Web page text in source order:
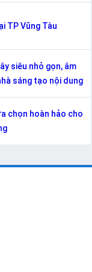
TP Vũng Tàu
siêu nhỏ gọn, âm
sáng tạo nội dung
chọn hoàn hảo cho